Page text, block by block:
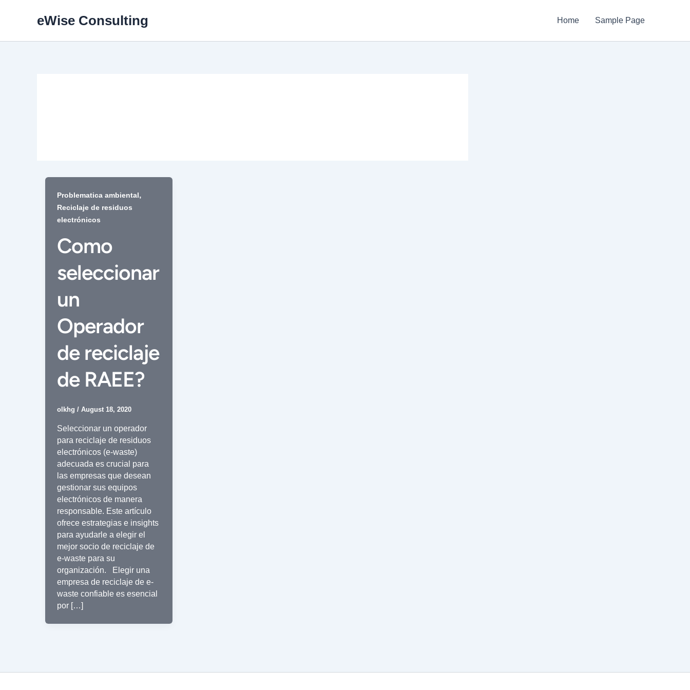
eWise Consulting Home Sample Page
Problematica ambiental,
Reciclaje de residuos
electrónicos
Como
seleccionar
un
Operador
de reciclaje
de RAEE?
olkhg/August 18, 2020
Seleccionar un operador
para reciclaje de residuos
electrónicos (e-waste)
adecuada es crucial para
las empresas que desean
gestionar sus equipos
electrónicos de manera
responsable. Este artículo
ofrece estrategias e insights
para ayudarle a elegir el
mejor socio de reciclaje de
e-waste para su
organización. Elegir una
empresa de reciclaje de e-
waste confiable es esencial
por […]